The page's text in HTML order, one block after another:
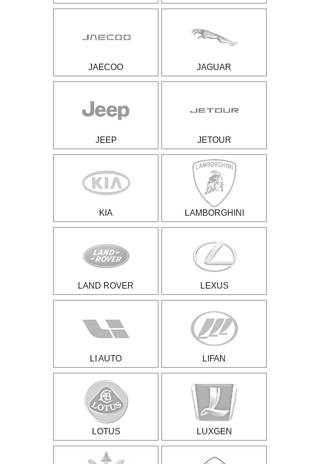
JAECOO JAGUAR
JEEP JETOUR
KIA LAMBORGHINI
LAND ROVER LEXUS
LI AUTO LIFAN
LOTUS LUXGEN